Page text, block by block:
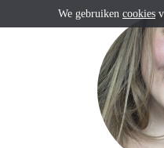
We gebruiken cookies